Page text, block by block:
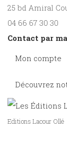
25 bd Amiral
04 66 67 30 30
Contact par
Mon compte
Découvrez
Editions Lacour Ollé